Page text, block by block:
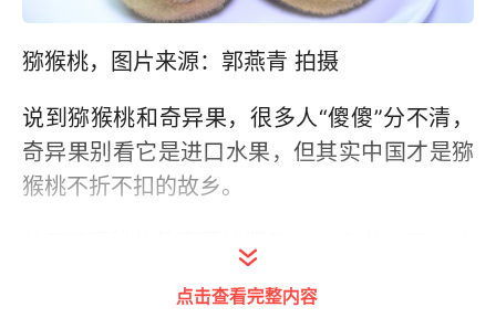
猕猴桃，图片来源：郭燕青 拍摄
说到猕猴桃和奇异果，很多人“傻傻”分不清，
奇异果别看它是进口水果，但其实中国才是猕
猴桃不折不扣的故乡。
关于猕猴桃的故事要追溯到1904年的一天，这
国湖北宜昌，品尝了一种野生水果，随后将它
点击查看完整内容